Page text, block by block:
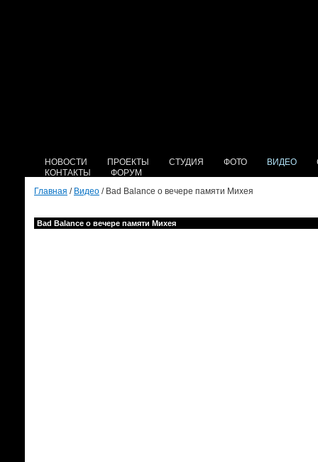
НОВОСТИ ПРОЕКТЫ СТУДИЯ ФОТО ВИДЕО
КОНТАКТЫ
ФОРУМ
Главная / Видео / Bad Balance o вечере памяти Михея
Bad Balance o вечере памяти Михея